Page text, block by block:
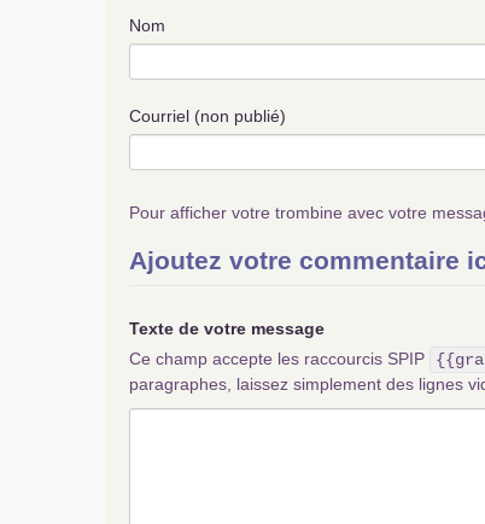
Nom
Courriel (non publié)
Pour afficher votre trombine avec votre
Ajoutez votre commentaire
Texte de votre message
Ce champ accepte les raccourcis SPIP
paragraphes, laissez simplement des lignes